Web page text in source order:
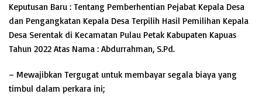
Keputusan Baru : Tentang Pemberhentian Pejabat Kepala Desa
dan Pengangkatan Kepala Desa Terpilih Hasil Pemilihan Kepala
Desa Serentak di Kecamatan Pulau Petak Kabupaten Kapuas
Tahun 2022 Atas Nama : Abdurrahman, S.Pd.
– Mewajibkan Tergugat untuk membayar segala biaya yang
timbul dalam perkara ini;